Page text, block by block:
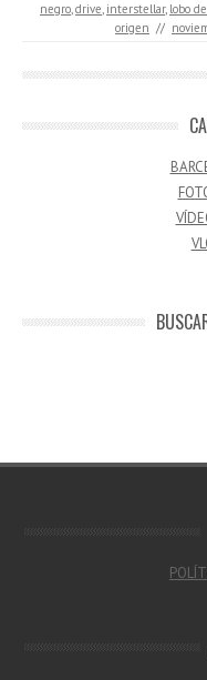
negro,drive, interstellar, lobo
origen //